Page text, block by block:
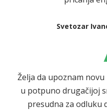
Svetozar
Želja da upoznam
u potpuno drugačijoj
presudna za odluku